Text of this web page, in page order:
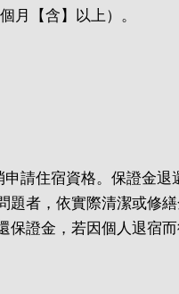
月【含】以上）。
請住宿資格。保證金退
者，依實際清潔或修繕
證金，若因個人退宿而